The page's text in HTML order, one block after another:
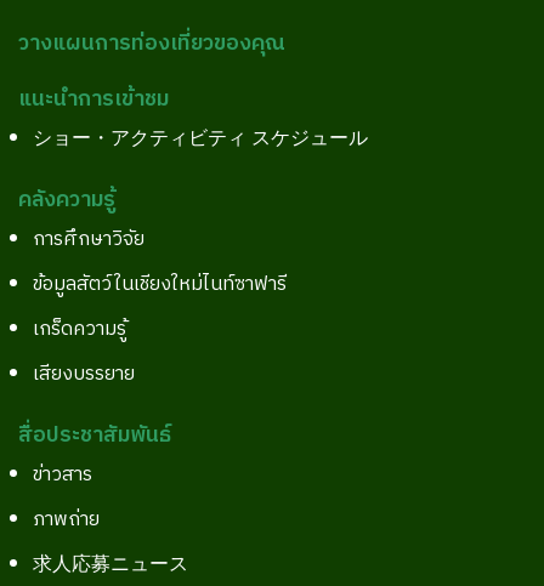
วางแผนการท่องเที่ยวของคุณ
แนะนำการเข้าชม
ショー・アクティビティ スケジュール
คลังความรู้
การศึกษาวิจัย
ข้อมูลสัตว์ในเชียงใหม่ไนท์ซาฟารี
เกร็ดความรู้
เสียงบรรยาย
สื่อประชาสัมพันธ์
ข่าวสาร
ภาพถ่าย
求人応募ニュース